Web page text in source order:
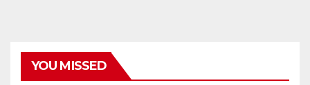
YOU MISSED